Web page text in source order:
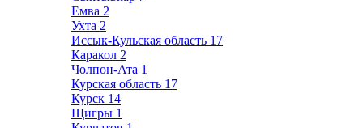
Емва 2
Ухта 2
Иссык-Кульская область 17
Каракол 2
Чолпон-Ата 1
Курская область 17
Курск 14
Щигры 1